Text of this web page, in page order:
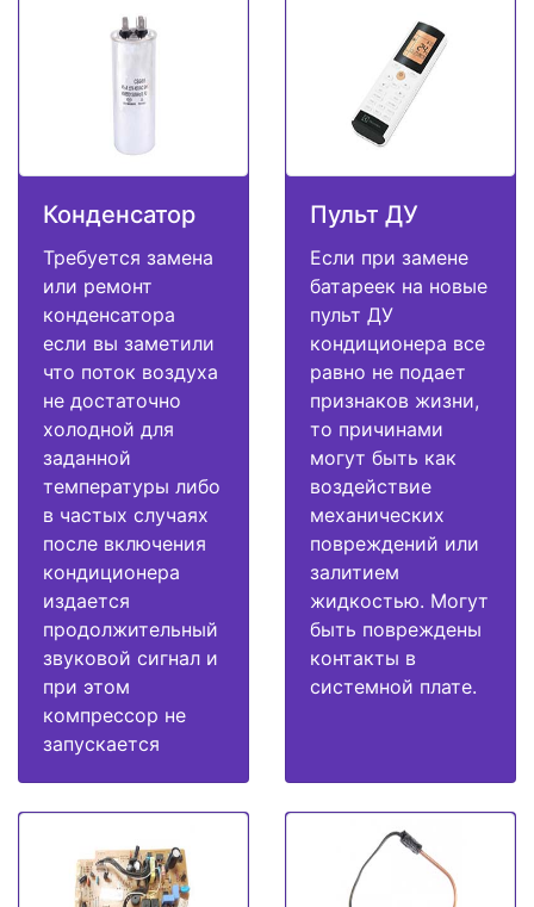
Конденсатор
Требуется замена
или ремонт
конденсатора
если вы заметили
что поток воздуха
не достаточно
холодной для
заданной
температуры либо
в частых случаях
после включения
кондиционера
издается
продолжительный
звуковой сигнал и
при этом
компрессор не
запускается
Пульт ДУ
Если при замене
батареек на новые
пульт ДУ
кондиционера все
равно не подает
признаков жизни,
то причинами
могут быть как
воздействие
механических
повреждений или
залитием
жидкостью. Могут
быть повреждены
контакты в
системной плате.